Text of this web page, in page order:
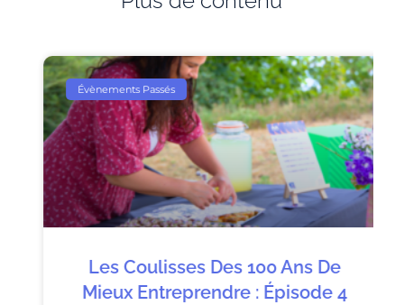
Évènements Passés
Les Coulisses Des 100 Ans De
Mieux Entreprendre : Épisode 4